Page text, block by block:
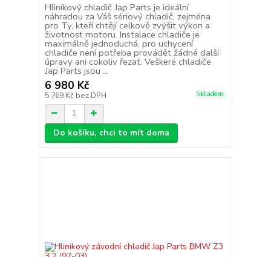
Hliníkový chladič Jap Parts je ideální
náhradou za Váš sériový chladič, zejména
pro Ty, kteří chtějí celkově zvýšit výkon a
životnost motoru. Instalace chladiče je
maximálně jednoduchá, pro uchycení
chladiče není potřeba provádět žádné další
úpravy ani cokoliv řezat. Veškeré chladiče
Jap Parts jsou ...
6 980 Kč
5 769 Kč bez DPH Skladem
Do košíku, chci to mít doma